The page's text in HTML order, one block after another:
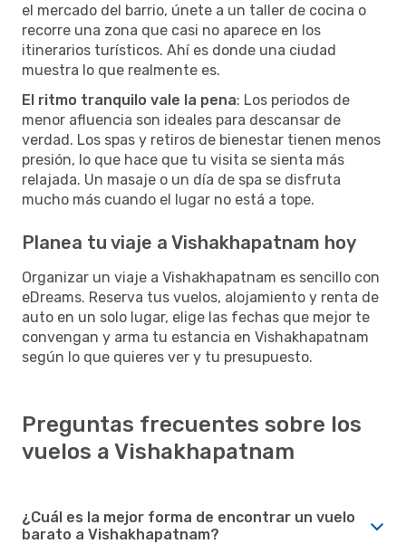
el mercado del barrio, únete a un taller de cocina o
recorre una zona que casi no aparece en los
itinerarios turísticos. Ahí es donde una ciudad
muestra lo que realmente es.
El ritmo tranquilo vale la pena: Los periodos de
menor afluencia son ideales para descansar de
verdad. Los spas y retiros de bienestar tienen menos
presión, lo que hace que tu visita se sienta más
relajada. Un masaje o un día de spa se disfruta
mucho más cuando el lugar no está a tope.
Planea tu viaje a Vishakhapatnam hoy
Organizar un viaje a Vishakhapatnam es sencillo con
eDreams. Reserva tus vuelos, alojamiento y renta de
auto en un solo lugar, elige las fechas que mejor te
convengan y arma tu estancia en Vishakhapatnam
según lo que quieres ver y tu presupuesto.
Preguntas frecuentes sobre los
vuelos a Vishakhapatnam
¿Cuál es la mejor forma de encontrar un vuelo
barato a Vishakhapatnam?